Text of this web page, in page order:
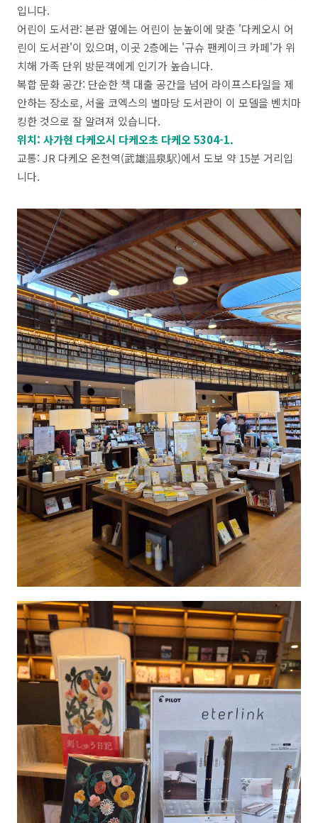
입니다.
어린이 도서관: 본관 옆에는 어린이 눈높이에 맞춘 '다케오시 어
린이 도서관'이 있으며, 이곳 2층에는 '규슈 팬케이크 카페'가 위
치해 가족 단위 방문객에게 인기가 높습니다.
복합 문화 공간: 단순한 책 대출 공간을 넘어 라이프스타일을 제
안하는 장소로,서울 코엑스의 별마당 도서관이 이 모델을 벤치마
킹한 것으로 잘 알려져 있습니다.
위치: 사가현 다케오시 다케오초 다케오 5304-1.
교통: JR 다케오 온천역(武雄温泉駅)에서 도보 약 15분 거리입
니다.